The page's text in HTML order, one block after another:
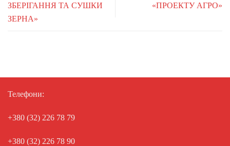
ЗБЕРІГАННЯ ТА СУШКИ
ЗЕРНА»
«ПРОЕКТУ АГРО»
Телефони:
+380 (32) 226 78 79
+380 (32) 226 78 90